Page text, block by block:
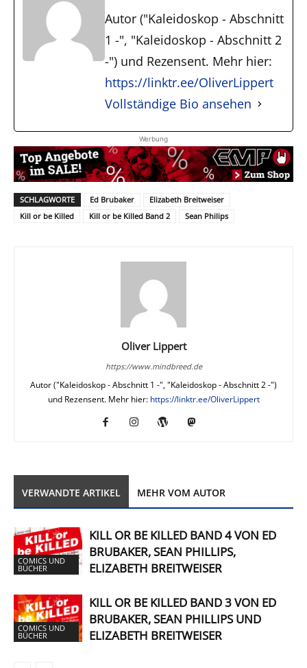
Autor ("Kaleidoskop - Abschnitt
1 -", "Kaleidoskop - Abschnitt 2
-") und Rezensent. Mehr hier:
https://linktr.ee/OliverLippert
Vollständige Bio ansehen
Werbung
SCHLAGWORTE Ed Brubaker
Elizabeth Breitweiser
Kill or be Killed
Kill or be Killed Band 2 Sean Philips
Oliver Lippert
https://www.mindbreed.de
Autor ("Kaleidoskop - Abschnitt 1 -", "Kaleidoskop - Abschnitt 2 -")
und Rezensent. Mehr hier: https://linktr.ee/OliverLippert
VERWANDTE ARTIKEL MEHR VOM AUTOR
COMICS UND
BÜCHER
KILL OR BE KILLED BAND 4 VON ED
BRUBAKER, SEAN PHILLIPS,
ELIZABETH BREITWEISER
COMICS UND
BÜCHER
KILL OR BE KILLED BAND 3 VON ED
BRUBAKER, SEAN PHILLIPS UND
ELIZABETH BREITWEISER